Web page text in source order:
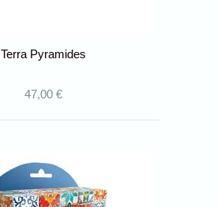
Terra Pyramides
47,00 €